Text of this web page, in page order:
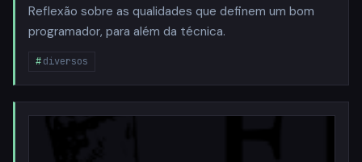
Reflexão sobre as qualidades que definem um bom
programador, para além da técnica.
diversos